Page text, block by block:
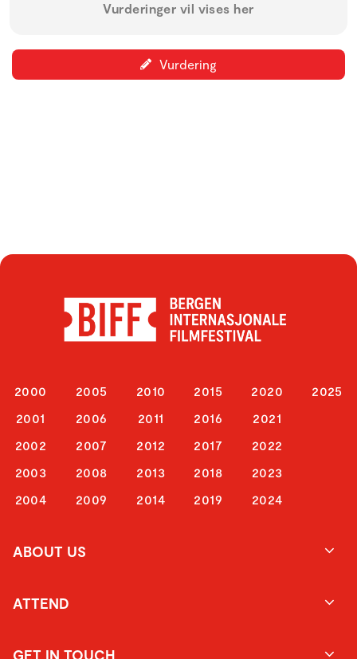
Vurderinger vil vises her
Vurdering
2000
2001
2002
2003
2004
2005
2006
2007
2008
2009
2010
2011
2012
2013
2014
2015
2016
2017
2018
2019
2020
2021
2022
2023
2024
2025
ABOUT US
ATTEND
GET IN TOUCH